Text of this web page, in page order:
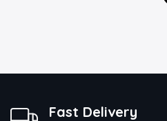
Fast Delivery